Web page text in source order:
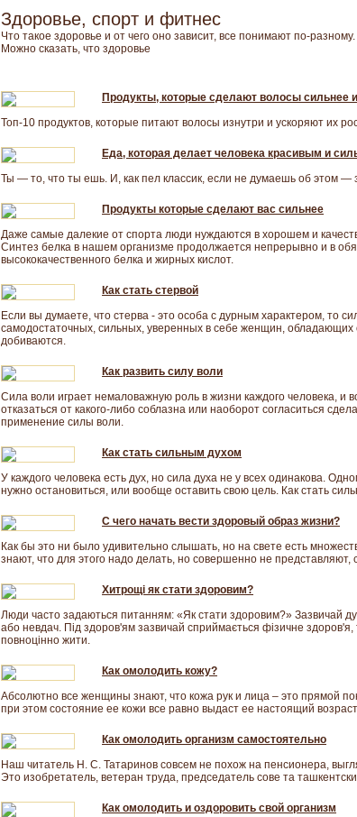
Здоровье, спорт и фитнес
Что такое здоровье и от чего оно зависит, все понимают по-
Можно сказать, что здоровье
Продукты, которые сделают волосы сильнее
Топ-10 продуктов, которые питают волосы изнутри и ускоряют их
Еда, которая делает человека красивым и
Ты — то, что ты ешь. И, как пел классик, если не думаешь об этом —
Продукты которые сделают вас сильнее
Даже самые далекие от спорта люди нуждаются в хорошем и
Синтез белка в нашем организме продолжается непрерывно и в
высококачественного белка и жирных кислот.
Как стать стервой
Если вы думаете, что стерва - это особа с дурным характером, то
самодостаточных, сильных, уверенных в себе женщин,
добиваются.
Как развить силу воли
Сила воли играет немаловажную роль в жизни каждого человека, и
отказаться от какого-либо соблазна или наоборот согласиться
применение силы воли.
Как стать сильным духом
У каждого человека есть дух, но сила духа не у всех одинакова.
нужно остановиться, или вообще оставить свою цель. Как стать
С чего начать вести здоровый образ жизни?
Как бы это ни было удивительно слышать, но на свете есть
знают, что для этого надо делать, но совершенно не представляют,
Хитрощі як стати здоровим?
Люди часто задаються питанням: «Як стати здоровим?» Зазвичай
або невдач. Під здоров'ям зазвичай сприймається фізичне
повноцінно жити.
Как омолодить кожу?
Абсолютно все женщины знают, что кожа рук и лица – это прямой
при этом состояние ее кожи все равно выдаст ее настоящий
Как омолодить организм самостоятельно
Наш читатель Н. С. Татаринов совсем не похож на пенсионера,
Это изобретатель, ветеран труда, председатель сове та
Как омолодить и оздоровить свой организм